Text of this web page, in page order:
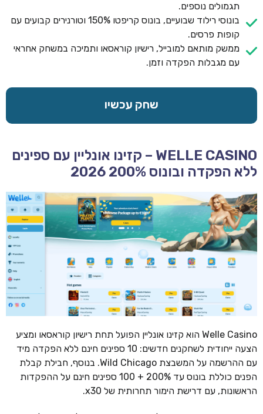
תגמולים נוספים.
בונוסי רילוד שבועיים, בונוס קריפטו 150% וטורנירים קבועים עם
קופות פרסים.
ממשק מותאם למובייל, רישיון קוראסאו ותמיכה במשחק אחראי
עם מגבלות הפקדה וזמן.
שחק עכשיו
WELLE CASINO – קזינו אונליין עם ספינים
ללא הפקדה ובונוס 200% 2026
Welle Casino הוא קזינו אונליין הפועל תחת רישיון קוראסאו ומציע
הצעה ייחודית לשחקנים חדשים: 10 ספינים חינם ללא הפקדה מיד
עם ההרשמה על המשבצת Wild Chicago. בנוסף, חבילת קבלת
הפנים כוללת בונוס עד 200% + 100 ספינים חינם על ההפקדות
הראשונות, עם דרישת הימור תחרותית של x30.